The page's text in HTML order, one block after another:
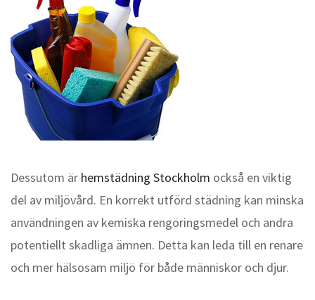
Dessutom är hemstädning Stockholm också en viktig
del av miljövård. En korrekt utförd städning kan minska
användningen av kemiska rengöringsmedel och andra
potentiellt skadliga ämnen. Detta kan leda till en renare
och mer hälsosam miljö för både människor och djur.